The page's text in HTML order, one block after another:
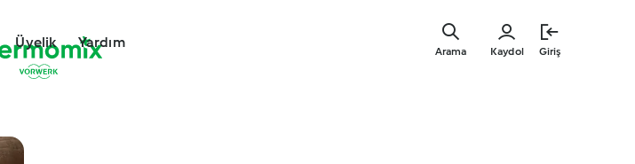
Üyelik Yardım
Kaydol Giriş
Arama